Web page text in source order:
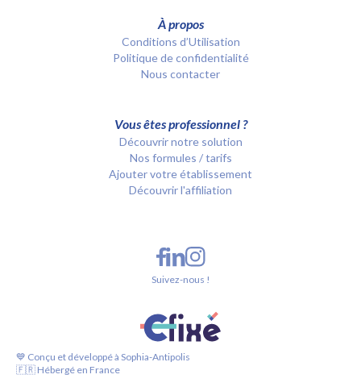
À propos
Conditions d’Utilisation
Politique de confidentialité
Nous contacter
Vous êtes professionnel ?
Découvrir notre solution
Nos formules / tarifs
Ajouter votre établissement
Découvrir l'affiliation
💙 Conçu et développé à Sophia-Antipolis
🇫🇷 Hébergé en France
Suivez-nous !